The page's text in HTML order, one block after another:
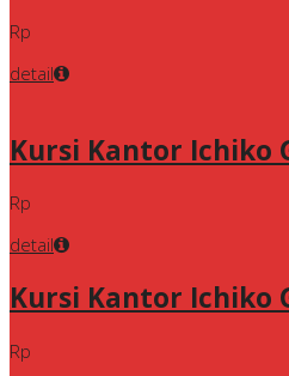
Rp
detail
Kursi Kantor Ichiko
Rp
detail
Kursi Kantor Ichiko
Rp